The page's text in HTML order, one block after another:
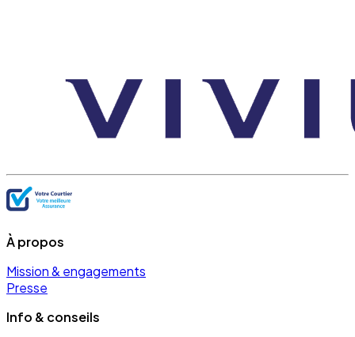
À propos
Mission & engagements
Presse
Info & conseils